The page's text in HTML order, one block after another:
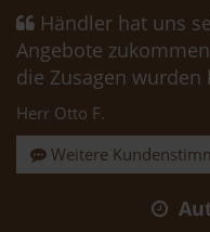
Händler hat uns
Angebote
die Zusagen
Herr Otto F.
Weitere